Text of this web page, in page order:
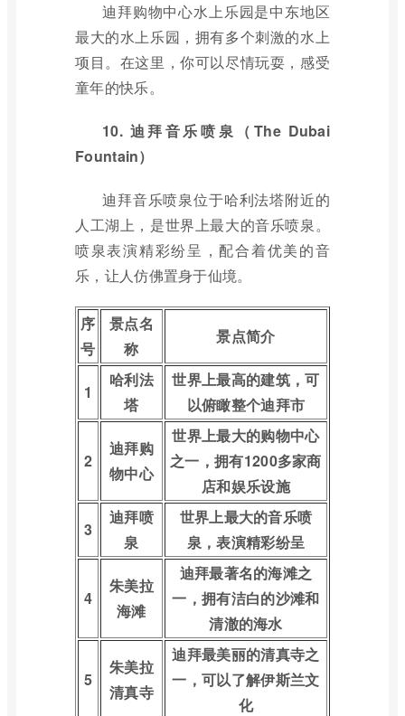
迪拜购物中心水上乐园是中东地区
最大的水上乐园，拥有多个刺激的水上
项目。在这里，你可以尽情玩耍，感受
童年的快乐。
10. 迪拜音乐喷泉（The Dubai
Fountain）
迪拜音乐喷泉位于哈利法塔附近的
人工湖上，是世界上最大的音乐喷泉。
喷泉表演精彩纷呈，配合着优美的音
乐，让人仿佛置身于仙境。
序
号
景点名
称
景点简介
1
哈利法
塔
世界上最高的建筑，可
以俯瞰整个迪拜市
2
迪拜购
物中心
世界上最大的购物中心
之一，拥有1200多家商
店和娱乐设施
3
迪拜喷
泉
世界上最大的音乐喷
泉，表演精彩纷呈
4
朱美拉
海滩
迪拜最著名的海滩之
一，拥有洁白的沙滩和
清澈的海水
5
朱美拉
清真寺
迪拜最美丽的清真寺之
一，可以了解伊斯兰文
化